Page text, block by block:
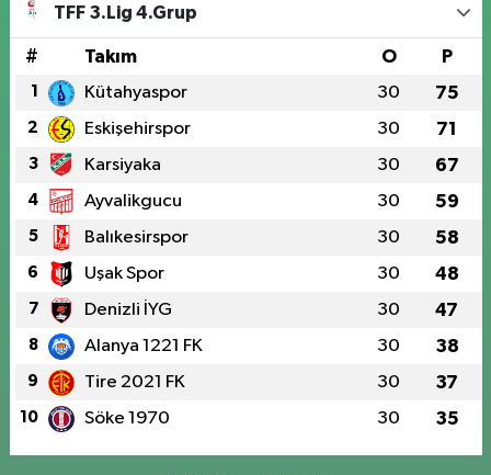
TFF 3.Lig 4.Grup
# Takım O P
1 Kütahyaspor 30 75
2 Eskişehirspor 30 71
3 Karsiyaka 30 67
4 Ayvalikgucu 30 59
5 Balıkesirspor 30 58
6 Uşak Spor 30 48
7 Denizli İYG 30 47
8 Alanya 1221 FK 30 38
9 Tire 2021 FK 30 37
10 Söke 1970 30 35